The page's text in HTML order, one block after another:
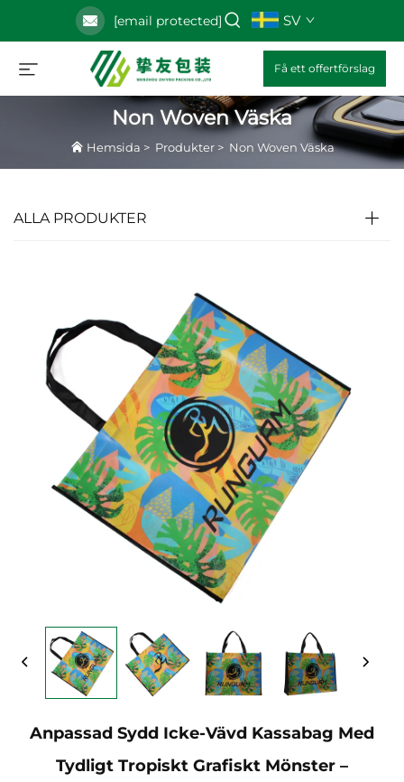
[email protected] SV
Få ett offertförslag
Non Woven Väska
Hemsida > Produkter> Non Woven Väska
ALLA PRODUKTER
Anpassad Sydd Icke-Vävd Kassabag Med
Tydligt Tropiskt Grafiskt Mönster –